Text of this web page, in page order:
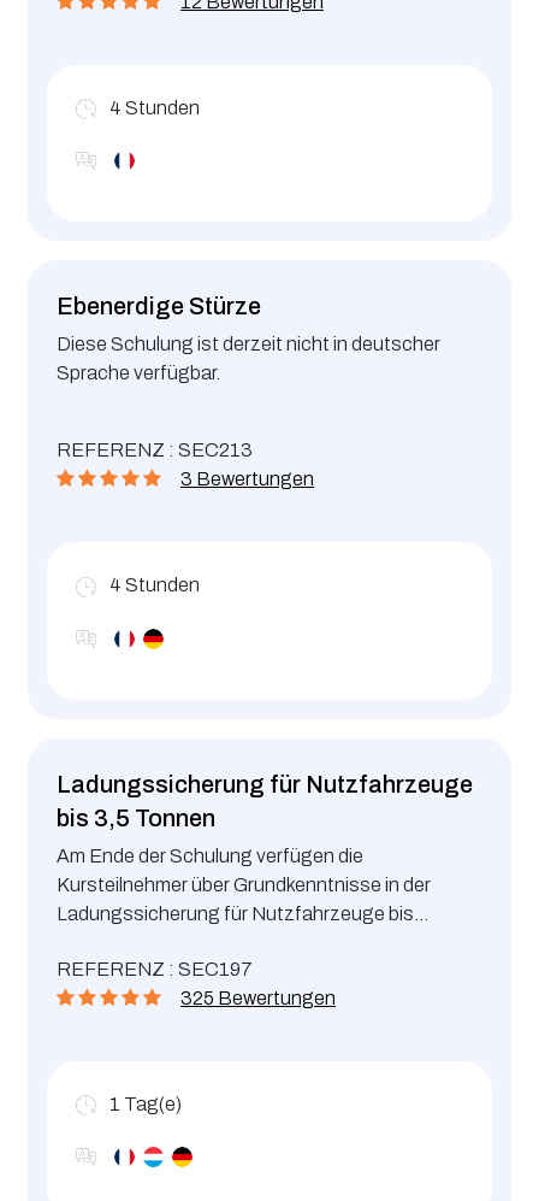
4 Stunden
Ebenerdige Stürze
Diese Schulung ist derzeit nicht in deutscher
Sprache verfügbar.
REFERENZ : SEC213
3 Bewertungen
4 Stunden
Ladungssicherung für Nutzfahrzeuge
bis 3,5 Tonnen
Am Ende der Schulung verfügen die
Kursteilnehmer über Grundkenntnisse in der
Ladungssicherung für Nutzfahrzeuge bis
und entsprechende Kontrollen
REFERENZ : SEC197
325 Bewertungen
1 Tag(e)